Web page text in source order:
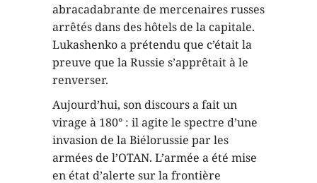
abracadabrante de mercenaires russes
arrêtés dans des hôtels de la capitale.
Lukashenko a prétendu que c’était la
preuve que la Russie s’apprêtait à le
renverser.
Aujourd’hui, son discours a fait un
virage à 180° : il agite le spectre d’une
invasion de la Biélorussie par les
armées de l’OTAN. L’armée a été mise
en état d’alerte sur la frontière